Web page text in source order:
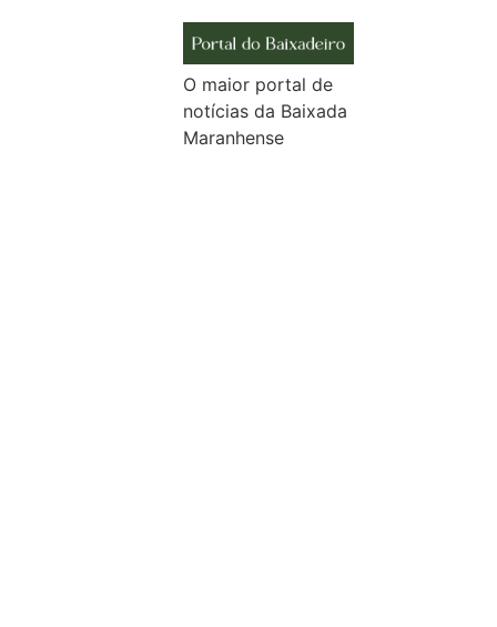
O maior portal de
notícias da Baixada
Maranhense